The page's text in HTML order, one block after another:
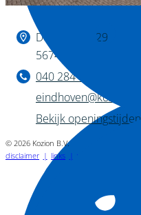
Binnen kijken?
De Huufkes 29
5674 TL Nuenen
040 284 1222
eindhoven@kozion.nl
Bekijk openingstijden
© 2026 Kozion B.V.
disclaimer
links vacatures